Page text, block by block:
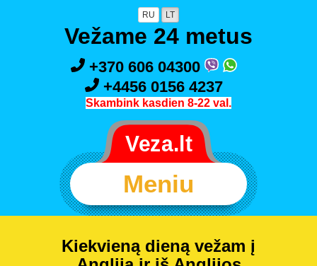
RU LT
Vežame 24 metus
+370 606 04300
+4456 0156 4237
Skambink kasdien 8-22 val.
Meniu
Kiekvieną dieną vežam į